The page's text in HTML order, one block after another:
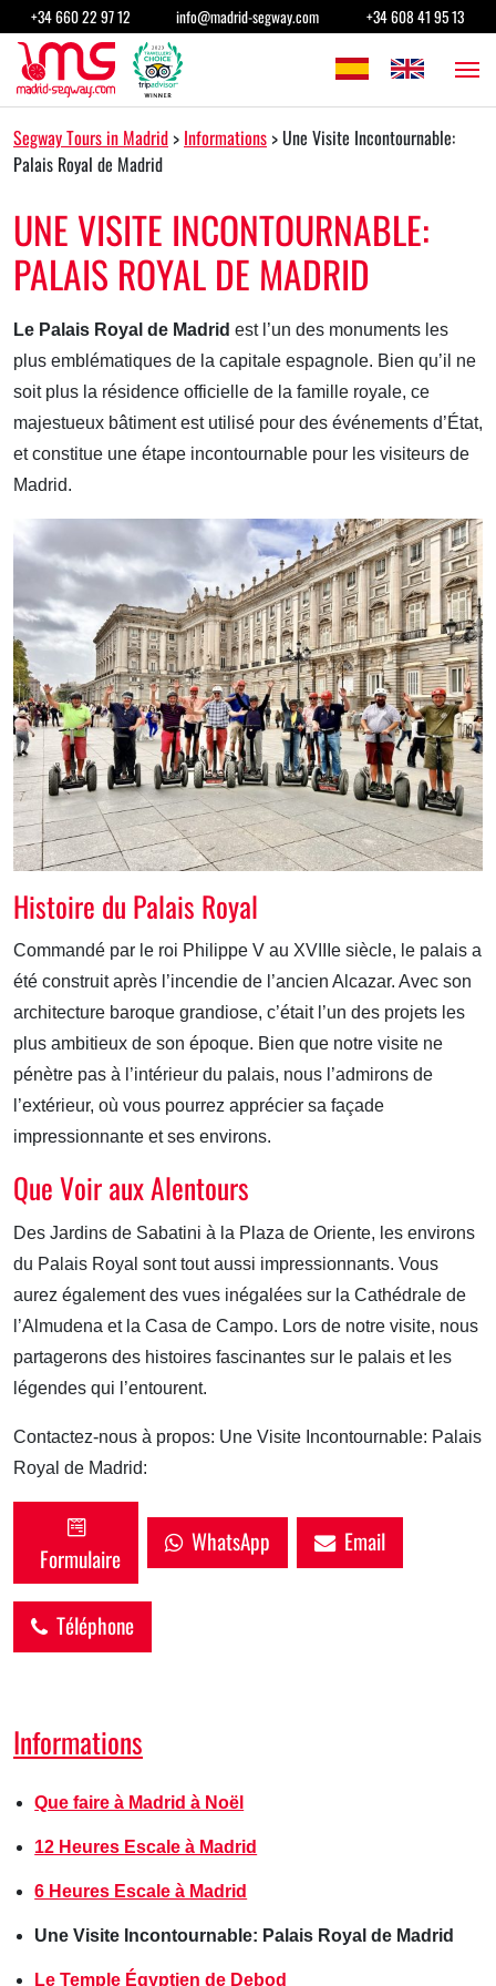
Passer au contenu
+34 660 22 97 12 info@madrid-segway.com +34 608 41 95 13
Navigation principale
Segway Tours in Madrid > Informations >Une Visite Incontournable:
Palais Royal de Madrid
UNE VISITE INCONTOURNABLE:
PALAIS ROYAL DE MADRID
Le Palais Royal de Madrid est l’un des monuments les
plus emblématiques de la capitale espagnole. Bien qu’il ne
soit plus la résidence officielle de la famille royale, ce
majestueux bâtiment est utilisé pour des événements d’État,
et constitue une étape incontournable pour les visiteurs de
Madrid.
Histoire du Palais Royal
Commandé par le roi Philippe V au XVIIIe siècle, le palais a
été construit après l’incendie de l’ancien Alcazar. Avec son
architecture baroque grandiose, c’était l’un des projets les
plus ambitieux de son époque. Bien que notre visite ne
pénètre pas à l’intérieur du palais, nous l’admirons de
l’extérieur, où vous pourrez apprécier sa façade
impressionnante et ses environs.
Que Voir aux Alentours
Des Jardins de Sabatini à la Plaza de Oriente, les environs
du Palais Royal sont tout aussi impressionnants. Vous
aurez également des vues inégalées sur la Cathédrale de
l’Almudena et la Casa de Campo. Lors de notre visite, nous
partagerons des histoires fascinantes sur le palais et les
légendes qui l’entourent.
Contactez-nous à propos: Une Visite Incontournable: Palais
Royal de Madrid:
Formulaire
WhatsApp Email
Téléphone
Informations
Que faire à Madrid à Noël
12 Heures Escale à Madrid
6 Heures Escale à Madrid
Une Visite Incontournable: Palais Royal de Madrid
Le Temple Égyptien de Debod